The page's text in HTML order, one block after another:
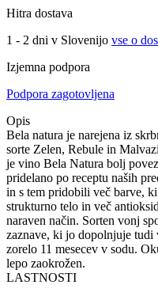
Hitra dostava
1 - 2 dni v Slovenijo vse o
Izjemna podpora
Podpora zagotovljena
Opis
Bela natura je narejena iz
sorte Zelen, Rebule in
je vino Bela Natura bolj
pridelano po receptu naših
in s tem pridobili več barve,
strukturno telo in več
naraven način. Sorten vonj
zaznave, ki jo dopolnjuje
zorelo 11 mesecev v sodu.
lepo zaokrožen.
LASTNOSTI